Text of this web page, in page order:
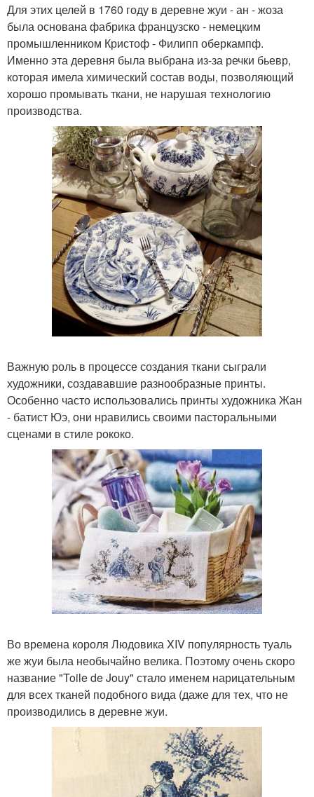
Для этих целей в 1760 году в деревне жуи - ан - жоза
была основана фабрика французско - немецким
промышленником Кристоф - Филипп оберкампф.
Именно эта деревня была выбрана из-за речки бьевр,
которая имела химический состав воды, позволяющий
хорошо промывать ткани, не нарушая технологию
производства.
Важную роль в процессе создания ткани сыграли
художники, создававшие разнообразные принты.
Особенно часто использовались принты художника Жан
- батист Юэ, они нравились своими пасторальными
сценами в стиле рококо.
Во времена короля Людовика XIV популярность туаль
же жуи была необычайно велика. Поэтому очень скоро
название "Toile de Jouy" стало именем нарицательным
для всех тканей подобного вида (даже для тех, что не
производились в деревне жуи.